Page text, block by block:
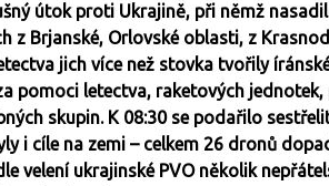
útok proti Ukrajině, při němž
z Brjanské, Orlovské oblasti, z
jich více než stovka tvořily
pomoci letectva, raketových
skupin. K 08:30 se podařilo
i cíle na zemi – celkem 26 dronů
velení ukrajinské PVO několik